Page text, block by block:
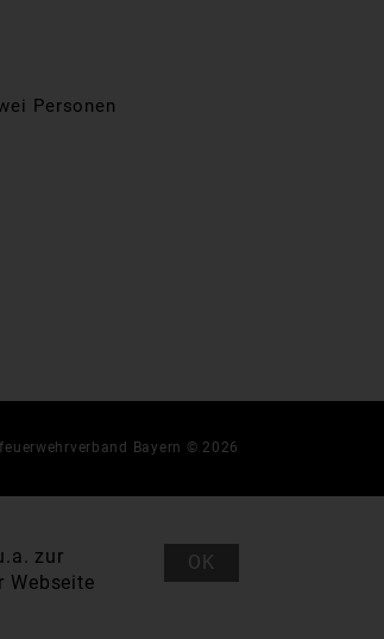
Personen
Bayern © 2026
zur
Webseite
OK